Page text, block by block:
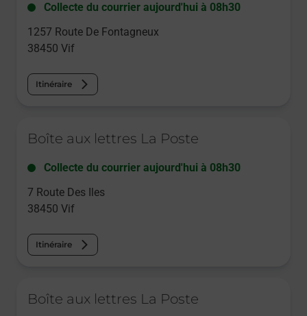
Collecte du courrier aujourd'hui à 08h30
1257 Route De Fontagneux
38450 Vif
Itinéraire
Boîte aux lettres La Poste
Collecte du courrier aujourd'hui à 08h30
7 Route Des Iles
38450 Vif
Itinéraire
Boîte aux lettres La Poste